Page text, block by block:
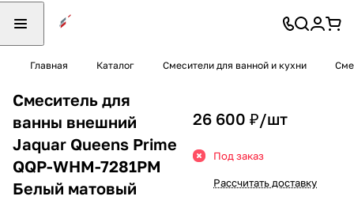
Главная Каталог Смесители для ванной и кухни
Смеситель для
ванны внешний
Jaquar Queens Prime
QQP-WHM-7281PM
Белый матовый
26 600 ₽/шт
Под заказ
Рассчитать доставку